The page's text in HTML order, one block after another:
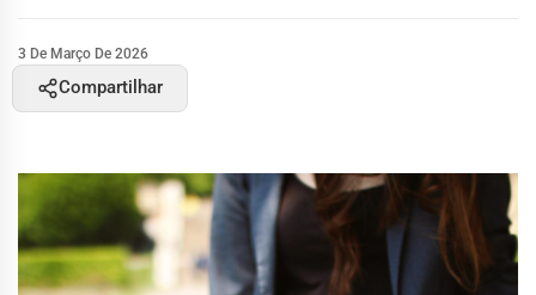
3 De Março De 2026
Compartilhar